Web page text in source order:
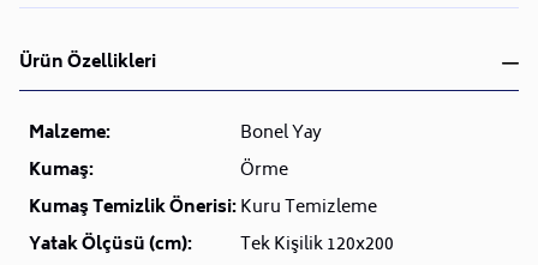
Ürün Özellikleri
Malzeme:
Bonel Yay
Kumaş:
Örme
Kumaş Temizlik Önerisi:Kuru Temizleme
Yatak Ölçüsü (cm):
Tek Kişilik 120x200